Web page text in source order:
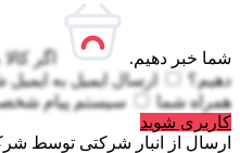
شما خبر دهیم.
اگر
دهیم؟
ارسال ایمیل به ایمیل
همراه شما
سیستم پیام
کاربری شوید
ارسال از انبار شرکتی توسط